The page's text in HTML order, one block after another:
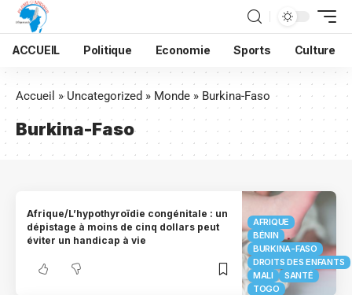
ACCUEIL Politique Economie Sports Culture
Accueil »Uncategorized » Monde » Burkina-Faso
Burkina-Faso
AFRIQUE
BÉNIN
BURKINA-FASO
DROITS DES ENFANTS
MALI
SANTÉ
TOGO
Afrique/L’hypothyroïdie congénitale : un
dépistage à moins de cinq dollars peut
éviter un handicap à vie